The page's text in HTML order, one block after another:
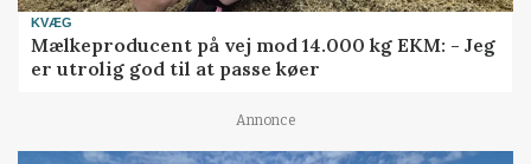
KVÆG
Mælkeproducent på vej mod 14.000 kg EKM: - Jeg
er utrolig god til at passe køer
Annonce